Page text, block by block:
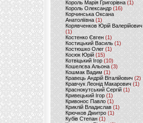
Король Марія Григорівна (1)
Король Олександр (16)
Корчинська Оксана
Анатоліївна (1)
Корявченков Юрій Валерійович
(1)
Костенко Євген (1)
Костицький Василь (1)
Костюшко Олег (1)
Косюк Юрій (15)
Котвіцький Ігор (10)
Кошелєва Альона(3)
Кошмак Вадим (1)
Кравець Андрій Віталійович (2)
Кравчук Леонід Макарович (1)
Краснокутський Сергій (1)
Кривецький Ігор (1)
Кривонос Павло (1)
Криклій Владислав (1)
Крючков Дмитро(1)
Кубів Степан(1)